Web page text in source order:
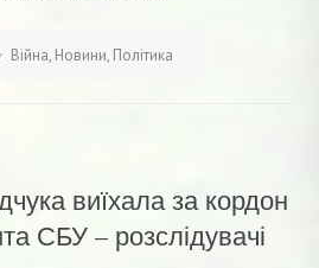
Війна, Новини, Політика
виїхала за кордон
СБУ – розслідувачі